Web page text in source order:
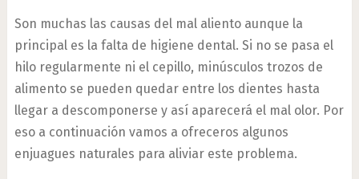
Son muchas las causas del mal aliento aunque la
principal es la falta de higiene dental. Si no se pasa el
hilo regularmente ni el cepillo, minúsculos trozos de
alimento se pueden quedar entre los dientes hasta
llegar a descomponerse y así aparecerá el mal olor. Por
eso a continuación vamos a ofreceros algunos
enjuagues naturales para aliviar este problema.